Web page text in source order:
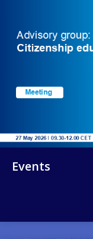
Events